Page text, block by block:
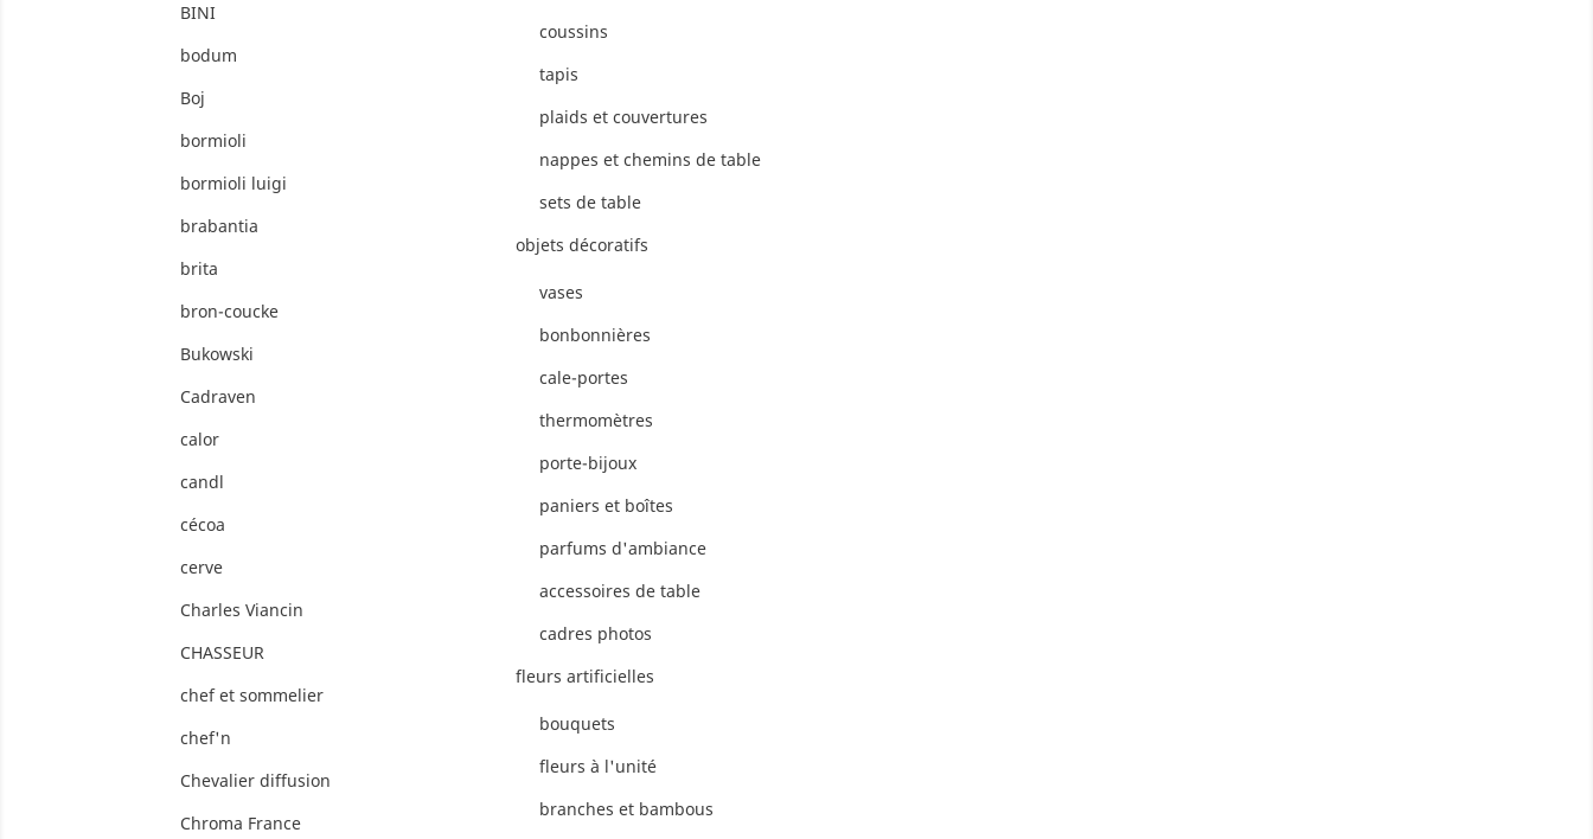
BINI
bodum
Boj
bormioli
bormioli luigi
brabantia
brita
bron-coucke
Bukowski
Cadraven
calor
candl
cécoa
cerve
Charles Viancin
CHASSEUR
chef et sommelier
chef'n
Chevalier diffusion
Chroma France
coussins
tapis
plaids et couvertures
nappes et chemins de table
sets de table
objets décoratifs
vases
bonbonnières
cale-portes
thermomètres
porte-bijoux
paniers et boîtes
parfums d'ambiance
accessoires de table
cadres photos
fleurs artificielles
bouquets
fleurs à l'unité
branches et bambous